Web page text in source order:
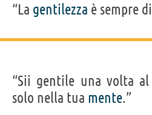
“La gentilezza è sempre
“Sii gentile una volta
solo nella tua mente.”